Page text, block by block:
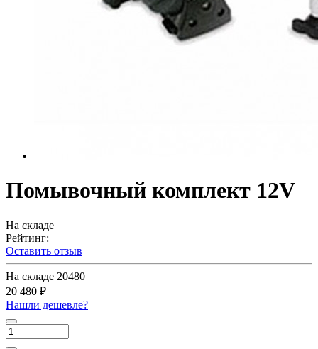
Помывочный комплект 12V
На складе
Рейтинг:
Оставить отзыв
На складе 20480
20 480 ₽
Нашли дешевле?